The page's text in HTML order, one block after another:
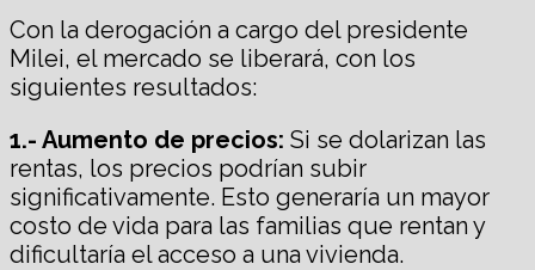
Con la derogación a cargo del presidente
Milei, el mercado se liberará, con los
siguientes resultados:
1.- Aumento de precios: Si se dolarizan las
rentas, los precios podrían subir
significativamente. Esto generaría un mayor
costo de vida para las familias que rentan y
dificultaría el acceso a una vivienda.